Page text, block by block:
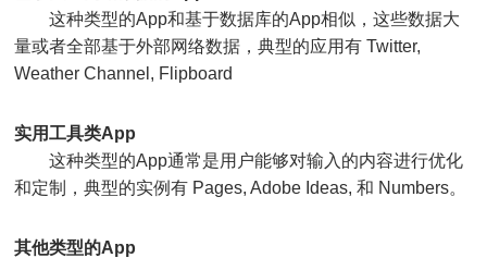
这种类型的App和基于数据库的App相似，这些数据大
量或者全部基于外部网络数据，典型的应用有 Twitter,
Weather Channel, Flipboard
实用工具类App
这种类型的App通常是用户能够对输入的内容进行优化
和定制，典型的实例有 Pages, Adobe Ideas, 和 Numbers。
其他类型的App